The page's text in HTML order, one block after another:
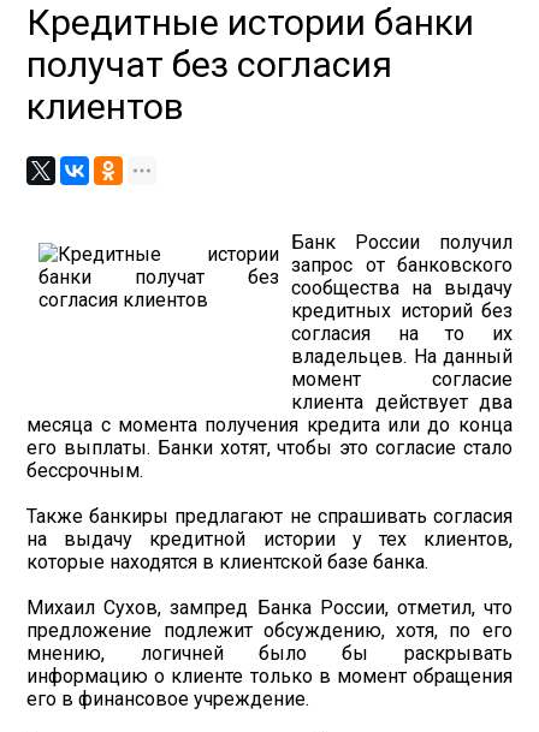
Кредитные истории банки
получат без согласия
клиентов
Банк России получил
запрос от банковского
сообщества на выдачу
кредитных историй без
согласия на то их
владельцев. На данный
момент согласие
клиента действует два
месяца с момента получения кредита или до конца
его выплаты. Банки хотят, чтобы это согласие стало
бессрочным.
Также банкиры предлагают не спрашивать согласия
на выдачу кредитной истории у тех клиентов,
которые находятся в клиентской базе банка.
Михаил Сухов, зампред Банка России, отметил, что
предложение подлежит обсуждению, хотя, по его
мнению, логичней было бы раскрывать
информацию о клиенте только в момент обращения
его в финансовое учреждение.